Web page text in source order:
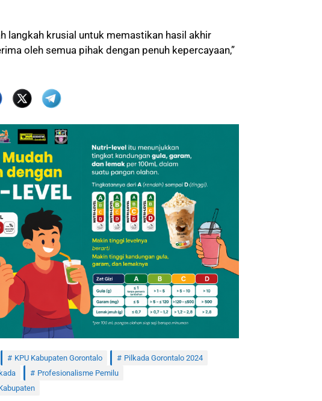
langkah krusial untuk memastikan hasil akhir
oleh semua pihak dengan penuh kepercayaan,”
KPU Kabupaten Gorontalo
Pilkada Gorontalo 2024
Profesionalisme Pemilu